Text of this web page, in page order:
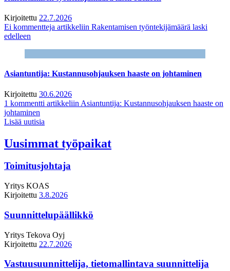
Kirjoitettu 22.7.2026
Ei kommentteja artikkeliin Rakentamisen työntekijämäärä laski
edelleen
Asiantuntija: Kustannusohjauksen haaste on johtaminen
Kirjoitettu 30.6.2026
1 kommentti artikkeliin Asiantuntija: Kustannusohjauksen haaste on
johtaminen
Lisää uutisia
Uusimmat työpaikat
Toimitusjohtaja
Yritys KOAS
Kirjoitettu 3.8.2026
Suunnittelupäällikkö
Yritys Tekova Oyj
Kirjoitettu 22.7.2026
Vastuusuunnittelija, tietomallintava suunnittelija